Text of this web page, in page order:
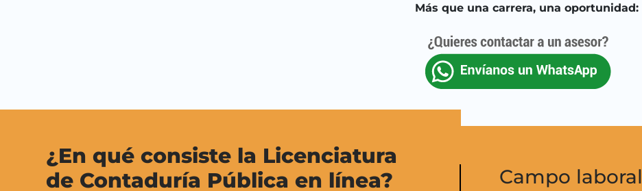
Más que una carrera, una oportunidad:
¿En qué consiste la Licenciatura
de Contaduría Pública en línea?
Campo laboral